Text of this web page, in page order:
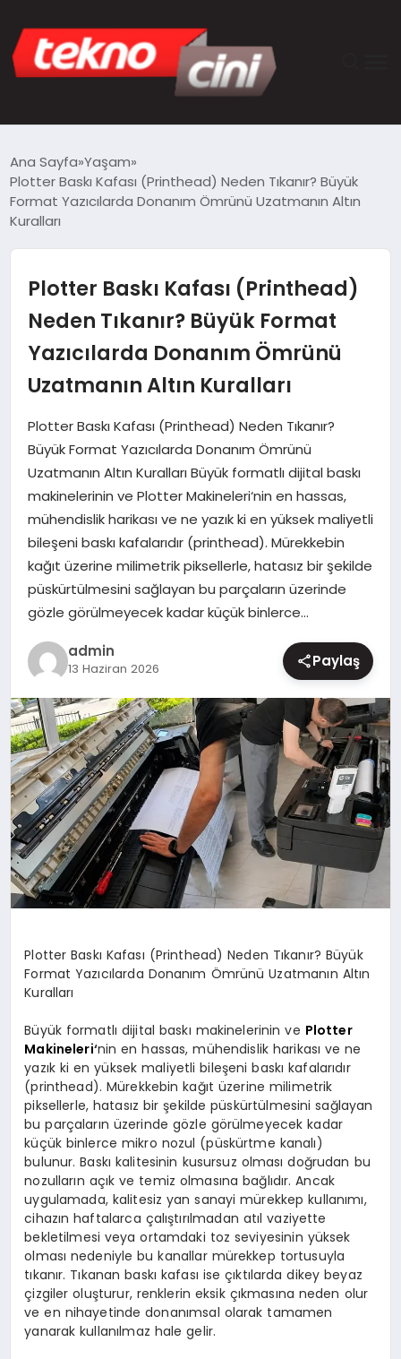
TEKNOLOJI
YAŞAM
SAĞLIK
DÜNYA
MAGAZIN
Ana Sayfa Yaşam
Plotter Baskı Kafası (Printhead) Neden Tıkanır? Büyük
Format Yazıcılarda Donanım Ömrünü Uzatmanın Altın
Kuralları
Plotter Baskı Kafası (Printhead)
Neden Tıkanır? Büyük Format
Yazıcılarda Donanım Ömrünü
Uzatmanın Altın Kuralları
Plotter Baskı Kafası (Printhead) Neden Tıkanır?
Büyük Format Yazıcılarda Donanım Ömrünü
Uzatmanın Altın Kuralları Büyük formatlı dijital baskı
makinelerinin ve Plotter Makineleri‘nin en hassas,
mühendislik harikası ve ne yazık ki en yüksek maliyetli
bileşeni baskı kafalarıdır (printhead). Mürekkebin
kağıt üzerine milimetrik piksellerle, hatasız bir şekilde
püskürtülmesini sağlayan bu parçaların üzerinde
gözle görülmeyecek kadar küçük binlerce…
admin
13 Haziran 2026 Paylaş
Plotter Baskı Kafası (Printhead) Neden Tıkanır? Büyük
Format Yazıcılarda Donanım Ömrünü Uzatmanın Altın
Kuralları
Büyük formatlı dijital baskı makinelerinin ve Plotter
Makineleri‘nin en hassas, mühendislik harikası ve ne
yazık ki en yüksek maliyetli bileşeni baskı kafalarıdır
(printhead). Mürekkebin kağıt üzerine milimetrik
piksellerle, hatasız bir şekilde püskürtülmesini sağlayan
bu parçaların üzerinde gözle görülmeyecek kadar
küçük binlerce mikro nozul (püskürtme kanalı)
bulunur. Baskı kalitesinin kusursuz olması doğrudan bu
nozulların açık ve temiz olmasına bağlıdır. Ancak
uygulamada, kalitesiz yan sanayi mürekkep kullanımı,
cihazın haftalarca çalıştırılmadan atıl vaziyette
bekletilmesi veya ortamdaki toz seviyesinin yüksek
olması nedeniyle bu kanallar mürekkep tortusuyla
tıkanır. Tıkanan baskı kafası ise çıktılarda dikey beyaz
çizgiler oluşturur, renklerin eksik çıkmasına neden olur
ve en nihayetinde donanımsal olarak tamamen
yanarak kullanılmaz hale gelir.